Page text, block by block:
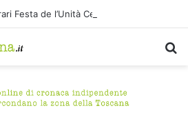
Festa de l’Unità Certaldo